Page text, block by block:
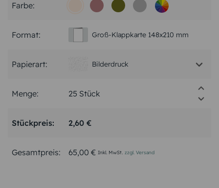
Farbe:
Format: Groß-Klappkarte 148x210 mm
Papierart: Bilderdruck
Menge:
Stückpreis: 2,60 €
Gesamtpreis: 65,00 € Inkl. MwSt. zzgl. Versand